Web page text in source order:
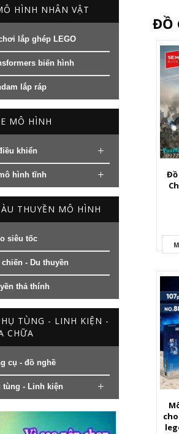
HÌNH NHÂN VẬT
lắp ghép LEGO
biến hình
lắp ráp
MÔ HÌNH
khiển
hình tĩnh
THUYỀN MÔ HÌNH
siêu tốc
chiến - Du thuyền
thả thính
TÙNG - LINH KIỆN -
CHỮA
cụ - đồ nghề
tùng - Linh kiện
ĐỒ
Đồ